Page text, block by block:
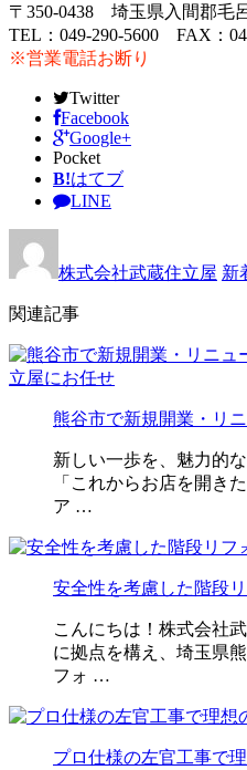
〒350-0438 埼玉県入間郡毛
TEL：049-290-5600 FAX：
※営業電話お断り
Twitter
Facebook
Google+
Pocket
B!はてブ
LINE
株式会社武蔵住立屋 新
関連記事
熊谷市で新規開業・リ
新しい一歩を、魅力的
「これからお店を開き
ア …
安全性を考慮した階段
こんにちは！株式会社
に拠点を構え、埼玉県
フォ …
プロ仕様の左官工事で